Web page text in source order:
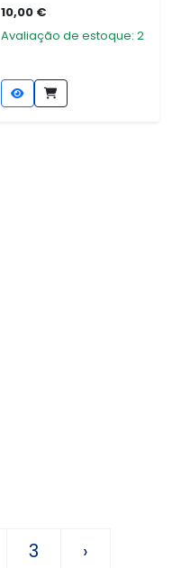
10,00 €
Avaliação de estoque: 2
3
›